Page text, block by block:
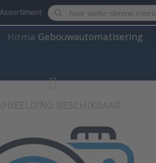
Enter a search term.
Hitma Gebouwautomatisering